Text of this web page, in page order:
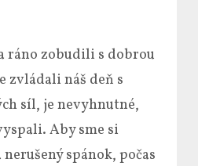
ráno zobudili s dobrou
zvládali náš deň s
síl, je nevyhnutné,
Aby sme si
spánok, počas